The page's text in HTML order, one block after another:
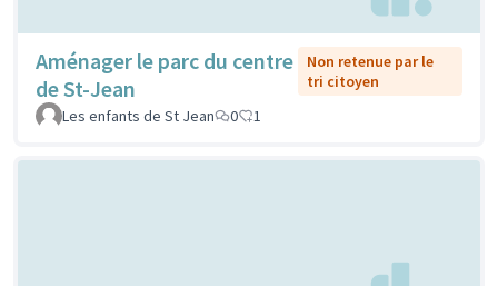
Aménager le parc du centre
de St-Jean
Non retenue par le
tri citoyen
Les enfants de St Jean
0 1